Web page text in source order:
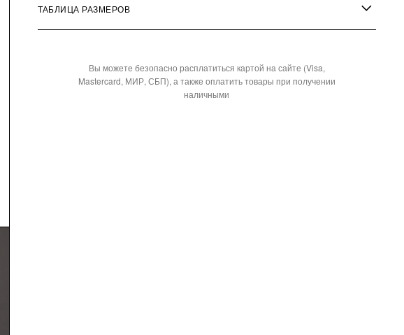
Вы можете безопасно расплатиться картой на сайте (Visa,
Mastercard, МИР, СБП), а также оплатить товары при получении
наличными
ТАБЛИЦА РАЗМЕРОВ